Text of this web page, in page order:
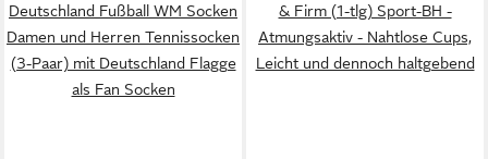
Deutschland Fußball WM Socken
Damen und Herren Tennissocken
(3-Paar) mit Deutschland Flagge
als Fan Socken
& Firm (1-tlg) Sport-BH -
Atmungsaktiv - Nahtlose Cups,
Leicht und dennoch haltgebend